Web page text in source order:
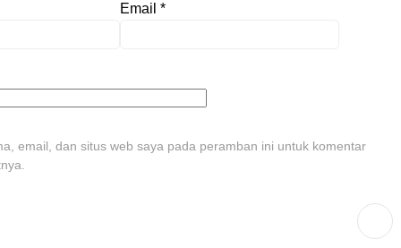
Email *
email, dan situs web saya pada peramban ini untuk komentar